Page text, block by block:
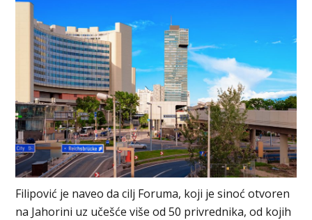
Filipović je naveo da cilj Foruma, koji je sinoć otvoren
na Јahorini uz učešće više od 50 privrednika, od kojih